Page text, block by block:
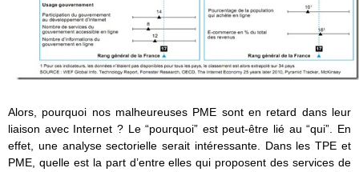
Alors, pourquoi nos malheureuses PME sont en retard dans leur
liaison avec Internet ? Le “pourquoi” est peut-être lié au “qui”. En
effet, une analyse sectorielle serait intéressante. Dans les TPE et
PME, quelle est la part d’entre elles qui proposent des services de